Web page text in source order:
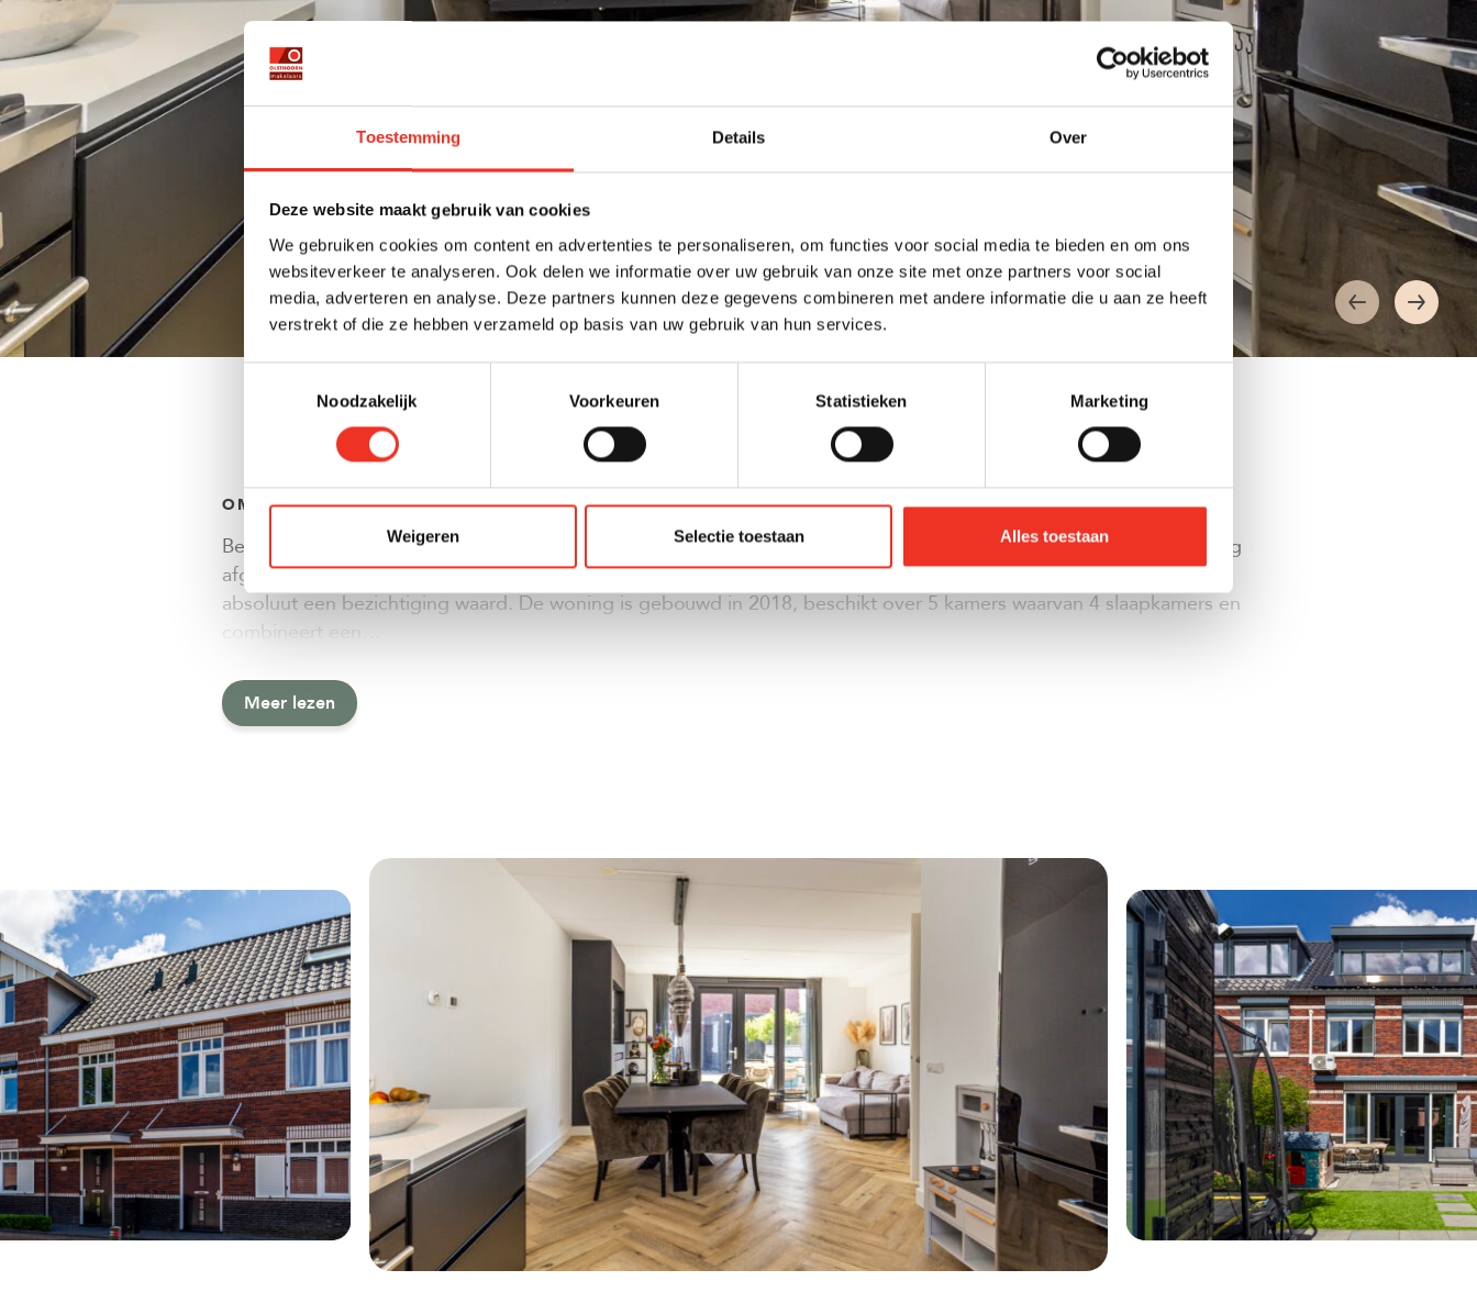
Toestemming Details Over
Deze website maakt gebruik van cookies
We gebruiken cookies om content en advertenties te personaliseren, om functies voor social media te bieden en om ons
websiteverkeer te analyseren. Ook delen we informatie over uw gebruik van onze site met onze partners voor social
media, adverteren en analyse. Deze partners kunnen deze gegevens combineren met andere informatie die u aan ze heeft
verstrekt of die ze hebben verzameld op basis van uw gebruik van hun services.
Noodzakelijk
Voorkeuren Statistieken Marketing
Weigeren Selectie toestaan Alles toestaan
OMSCHRIJVING
Ben je op zoek naar een jonge, energiezuinige woning met veel leefruimte, een eigen parkeerplaats en een volledig
afgewerkte zolderverdieping? Dan is deze uitstekend onderhouden eengezinswoning aan de Rijsenburgerweg 23
absoluut een bezichtiging waard. De woning is gebouwd in 2018, beschikt over 5 kamers waarvan 4 slaapkamers en
combineert een…
Meer lezen